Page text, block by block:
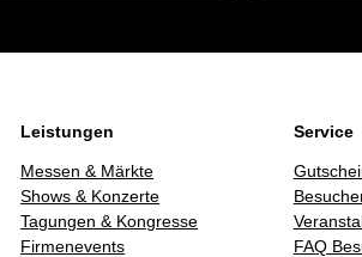
Leistungen
Messen & Märkte
Shows & Konzerte
Tagungen & Kongresse
Firmenevents
Service
FAQ